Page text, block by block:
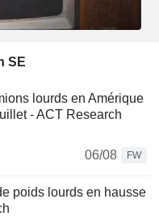
SE
lourds en Amérique
- ACT Research
06/08
FW
poids lourds en hausse